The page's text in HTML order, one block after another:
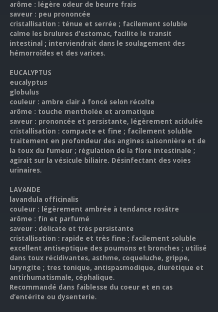
arôme : légère odeur de beurre frais
saveur : peu prononcée
cristallisation : ténue et serrée ; facilement soluble
calme les brulures d’estomac, facilite le transit
intestinal ; interviendrait dans le soulagement des
hémorroïdes et des varices.
EUCALYPTUS
eucalyptus
globulus
couleur : ambre clair à foncé selon récolte
arôme : touche mentholée et aromatique
saveur : prononcée et persistante, légèrement acidulée
cristallisation : compacte et fine ; facilement soluble
traitement en profondeur des angines saisonnière et de
la toux du fumeur ; régulation de la flore intestinale ;
agirait sur la vésicule biliaire. Désinfectant des voies
urinaires.
LAVANDE
lavandula officinalis
couleur : légèrement ambrée à tendance rosâtre
arôme : fin et parfumé
saveur : délicate et très persistante
cristallisation : rapide et très fine ; facilement soluble
excellent antiseptique des poumons et bronches ; utilisé
dans toux récidivantes, asthme, coqueluche, grippe,
laryngite ; tres tonique, antispasmodique, diurétique et
antirhumatismale, céphalique.
Recommandé dans faiblesse du coeur et en cas
d’entérite ou dysenterie.